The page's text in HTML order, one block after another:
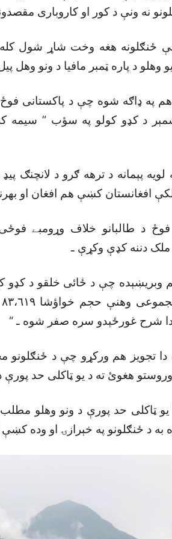
نه ونې د کور او کاروبارى
ځنګلونه هغه وخت شاړ شول
وهلو د پاره ټمبر مافيا د ونو وهل
په ډاګه شوه چې د پاکستانى فوځ
شمېر د کډو کولو په سؤب ” سيمه
پېمانه د ترهه ګرو د لانچنګ
افغانستان کښې هم افغان او
فوځ د طالبانو خلاف وړومبے
دننه کډې وکړې ـ
دا تجويز هم ورکړو چې د
هغوئ ته د يو ټاکلى حد پورې
يو ټاکلى حد پورې د ونو وهلو
د ځنګلونو په خېرازۍ او وده